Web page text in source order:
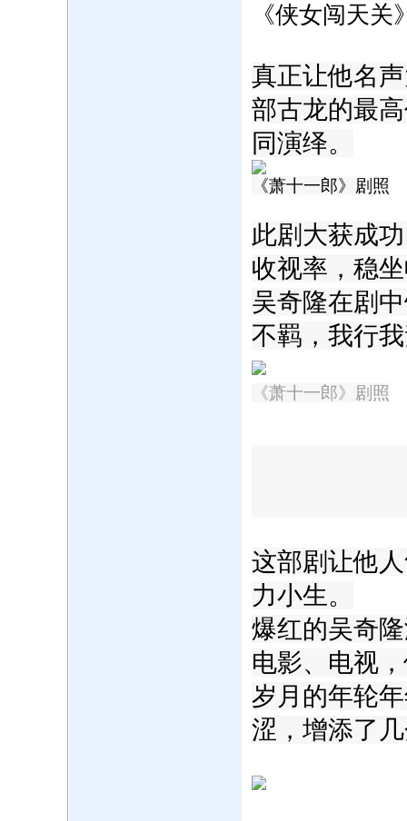
《侠女闯天关
真正让他名
部古龙的最
同演绎。
《萧十一郎》剧照
此剧大获成
收视率，稳
吴奇隆在剧
不羁，我行
《萧十一郎》剧照
这部剧让他
力小生。
爆红的吴奇
电影、电视
岁月的年轮
涩，增添了